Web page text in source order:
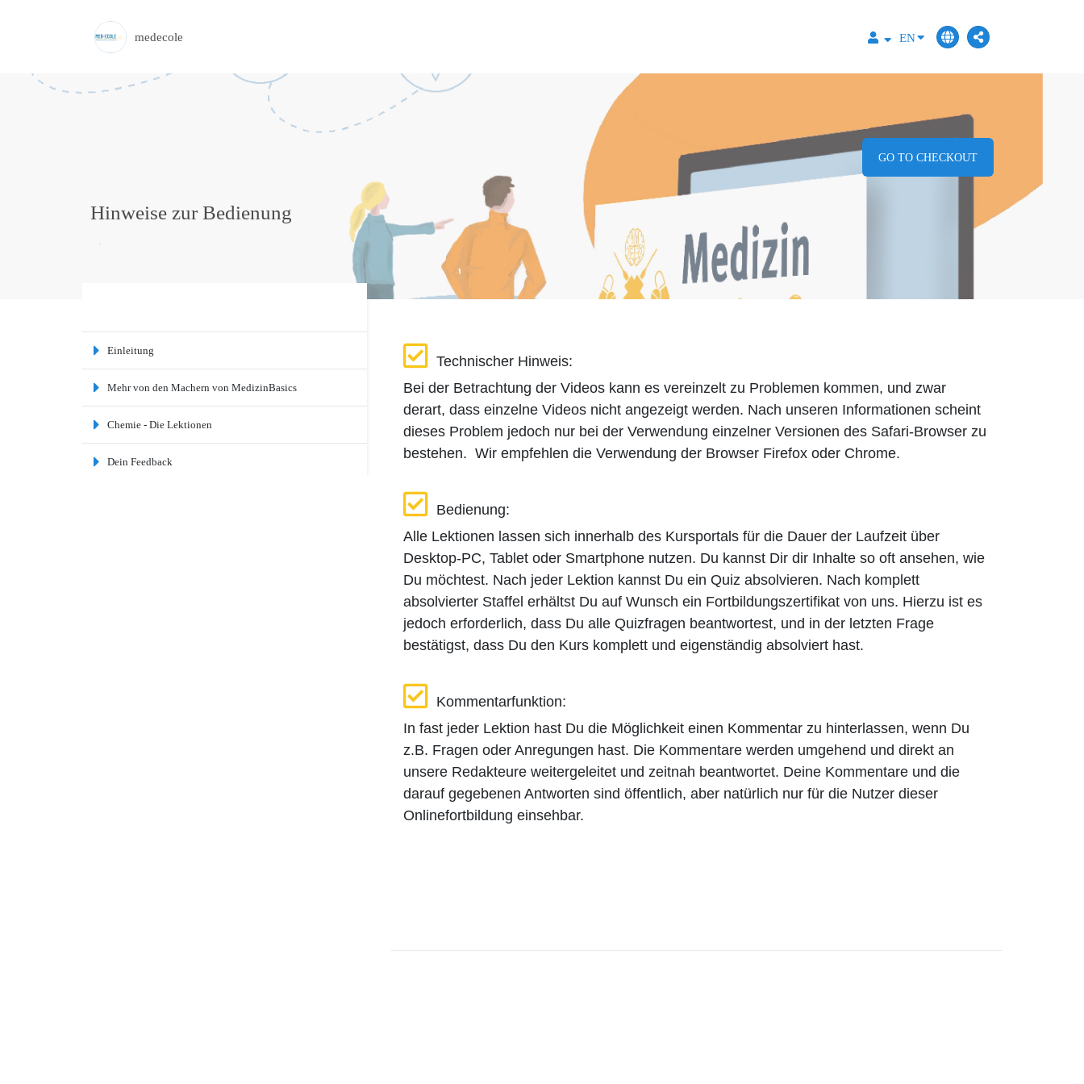
medecole EN
Hinweise zur Bedienung
GO TO CHECKOUT
Einleitung
Mehr von den Machern von MedizinBasics
Chemie - Die Lektionen
Dein Feedback
Technischer Hinweis:
Bei der Betrachtung der Videos kann es vereinzelt zu Problemen kommen, und zwar
derart, dass einzelne Videos nicht angezeigt werden. Nach unseren Informationen scheint
dieses Problem jedoch nur bei der Verwendung einzelner Versionen des Safari-Browser zu
bestehen. Wir empfehlen die Verwendung der Browser Firefox oder Chrome.
Bedienung:
Alle Lektionen lassen sich innerhalb des Kursportals für die Dauer der Laufzeit über
Desktop-PC, Tablet oder Smartphone nutzen. Du kannst Dir dir Inhalte so oft ansehen, wie
Du möchtest. Nach jeder Lektion kannst Du ein Quiz absolvieren. Nach komplett
absolvierter Staffel erhältst Du auf Wunsch ein Fortbildungszertifikat von uns. Hierzu ist es
jedoch erforderlich, dass Du alle Quizfragen beantwortest, und in der letzten Frage
bestätigst, dass Du den Kurs komplett und eigenständig absolviert hast.
Kommentarfunktion:
In fast jeder Lektion hast Du die Möglichkeit einen Kommentar zu hinterlassen, wenn Du
z.B. Fragen oder Anregungen hast. Die Kommentare werden umgehend und direkt an
unsere Redakteure weitergeleitet und zeitnah beantwortet. Deine Kommentare und die
darauf gegebenen Antworten sind öffentlich, aber natürlich nur für die Nutzer dieser
Onlinefortbildung einsehbar.